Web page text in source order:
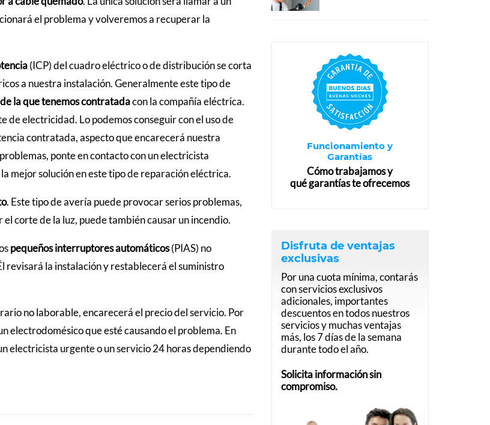
el problema y volveremos a recuperar la
(ICP) del cuadro eléctrico o de distribución se corta
a nuestra instalación. Generalmente este tipo de
la que tenemos contratadacon la compañía eléctrica.
de electricidad. Lo podemos conseguir con el uso de
contratada, aspecto que encarecerá nuestra
ponte en contacto con un electricista
mejor solución en este tipo de reparación eléctrica.
. Este tipo de avería puede provocar serios problemas,
corte de la luz, puede también causar un incendio.
pequeños interruptores automáticos(PIAS) no
revisará la instalación y restablecerá el suministro
no laborable, encarecerá el precio del servicio. Por
electrodomésico que esté causando el problema. En
electricista urgente o un servicio 24 horas dependiendo
Funcionamiento y
Garantías
Cómo trabajamos y
qué garantías te ofrecemos
Disfruta de ventajas
exclusivas
Por una cuota mínima, contarás
con servicios exclusivos
adicionales, importantes
descuentos en todos nuestros
servicios y muchas ventajas
más, los 7 días de la semana
durante todo el año.
Solicita información sin
compromiso.